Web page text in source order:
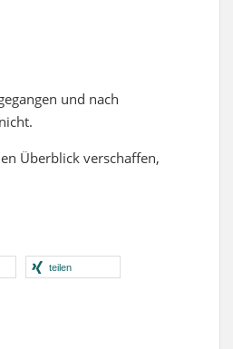
und nach
Überblick verschaffen,
teilen